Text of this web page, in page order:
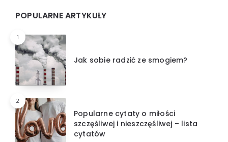
Widgets
POPULARNE ARTYKUŁY
1
Jak sobie radzić ze smogiem?
2
Popularne cytaty o miłości
szczęśliwej i nieszczęśliwej – lista
cytatów